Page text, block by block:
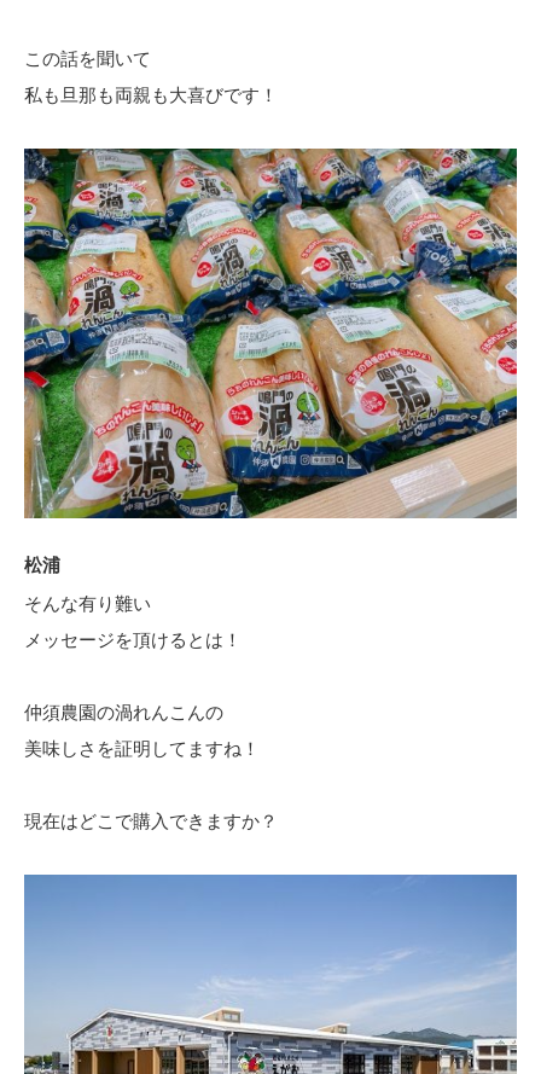
この話を聞いて
私も旦那も両親も大喜びです！
松浦
そんな有り難い
メッセージを頂けるとは！
仲須農園の渦れんこんの
美味しさを証明してますね！
現在はどこで購入できますか？